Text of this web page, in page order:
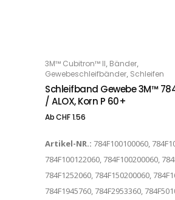
OPTIONS
3M™ Cubitron™ II, Bänder,
Gewebeschleifbänder, Schleifen
Schleifband Gewebe 3M™
/ ALOX, Korn P 60+
AbCHF1.56
Artikel-NR.: 784F100100060,
784F100122060, 784F100200060,
784F1252060, 784F150200060,
784F1945760, 784F2953360,